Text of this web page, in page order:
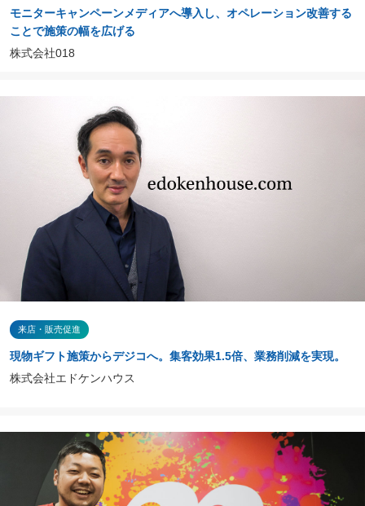
モニターキャンペーンメディアへ導入し、オペレーション改善する
ことで施策の幅を広げる
株式会社018
来店・販売促進
現物ギフト施策からデジコへ。集客効果1.5倍、業務削減を実現。
株式会社エドケンハウス